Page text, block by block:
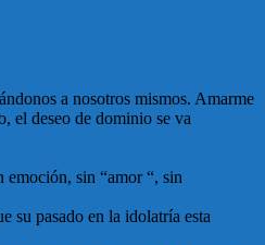
a nosotros mismos. Amarme
el deseo de dominio se va
emoción, sin “amor “, sin
su pasado en la idolatría esta